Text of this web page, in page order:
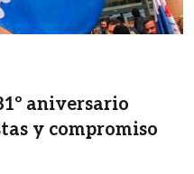
aniversario
y compromiso